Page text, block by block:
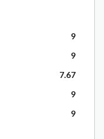
9
9
7.67
9
9